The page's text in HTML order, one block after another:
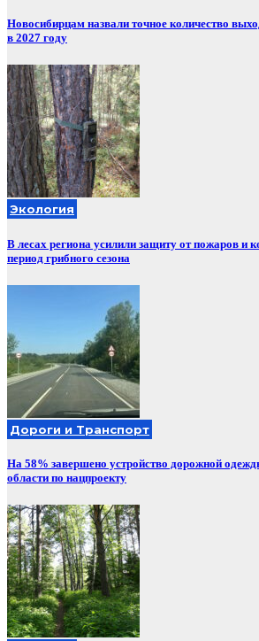
Новосибирцам назвали точное количество
в 2027 году
Экология
В лесах региона усилили защиту от пожаров и
период грибного сезона
Дороги и Транспорт
На 58% завершено устройство дорожной
области по нацпроекту